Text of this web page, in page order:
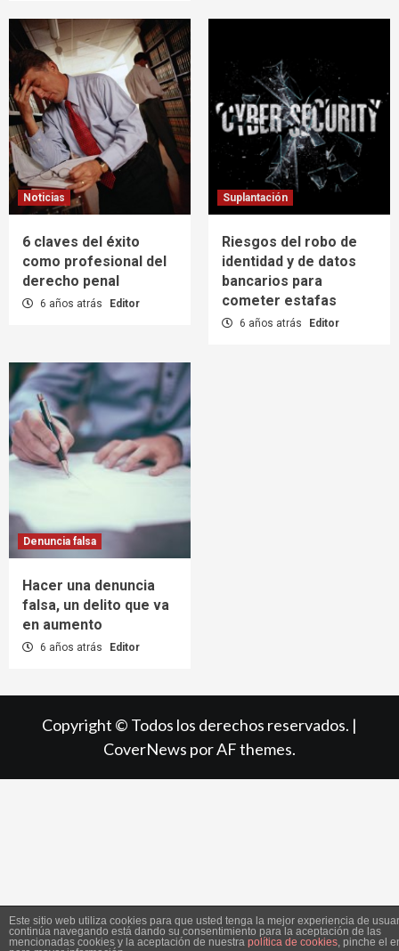
Noticias
6 claves del éxito
como profesional del
derecho penal
6 años atrás Editor
Suplantación
Riesgos del robo de
identidad y de datos
bancarios para
cometer estafas
6 años atrás Editor
Denuncia falsa
Hacer una denuncia
falsa, un delito que va
en aumento
6 años atrás Editor
Copyright © Todos los derechos reservados. |
CoverNews por AF themes.
Este sitio web utiliza cookies para que usted tenga la mejor experiencia de
continúa navegando está dando su consentimiento para la aceptación de las
mencionadas cookies y la aceptación de nuestra política de cookies, pinche el